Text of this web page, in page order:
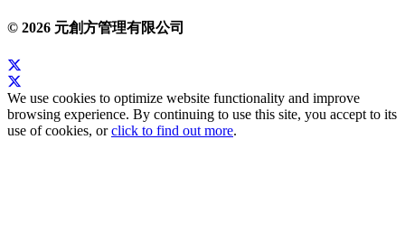
© 2026 元創方管理有限公司
We use cookies to optimize website functionality and improve
browsing experience. By continuing to use this site, you accept to its
use of cookies, orclick to find out more.